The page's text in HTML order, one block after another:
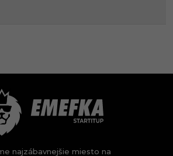
najzábavnejšie miesto na